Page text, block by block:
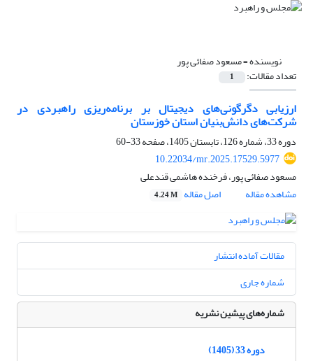
نویسنده =مسعود صفائی پور
تعداد مقالات: 1
ارزیابی دگرگونی‌های دیجیتال بر برنامه‌ریزی راهبردی در
شرکت‌های دانش‌بنیان استان خوزستان
دوره 33، شماره 126، تابستان 1405، صفحه
33-60
10.22034/mr.2025.17529.5977
مسعود صفائی پور، فرخنده هاشمی قندعلی
مشاهده مقاله
اصل مقاله 4.24 M
مقالات آماده انتشار
شماره جاری
شماره‌های پیشین نشریه
دوره 33 (1405)